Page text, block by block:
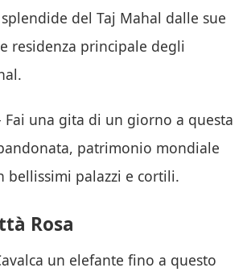
del Taj Mahal dalle sue
residenza principale degli
Fai una gita di un giorno a questa
patrimonio mondiale
bellissimi palazzi e cortili.
Rosa
un elefante fino a questo